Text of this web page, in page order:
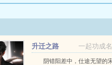
一起功成
升迁之路
阴错阳差中，仕途无望的